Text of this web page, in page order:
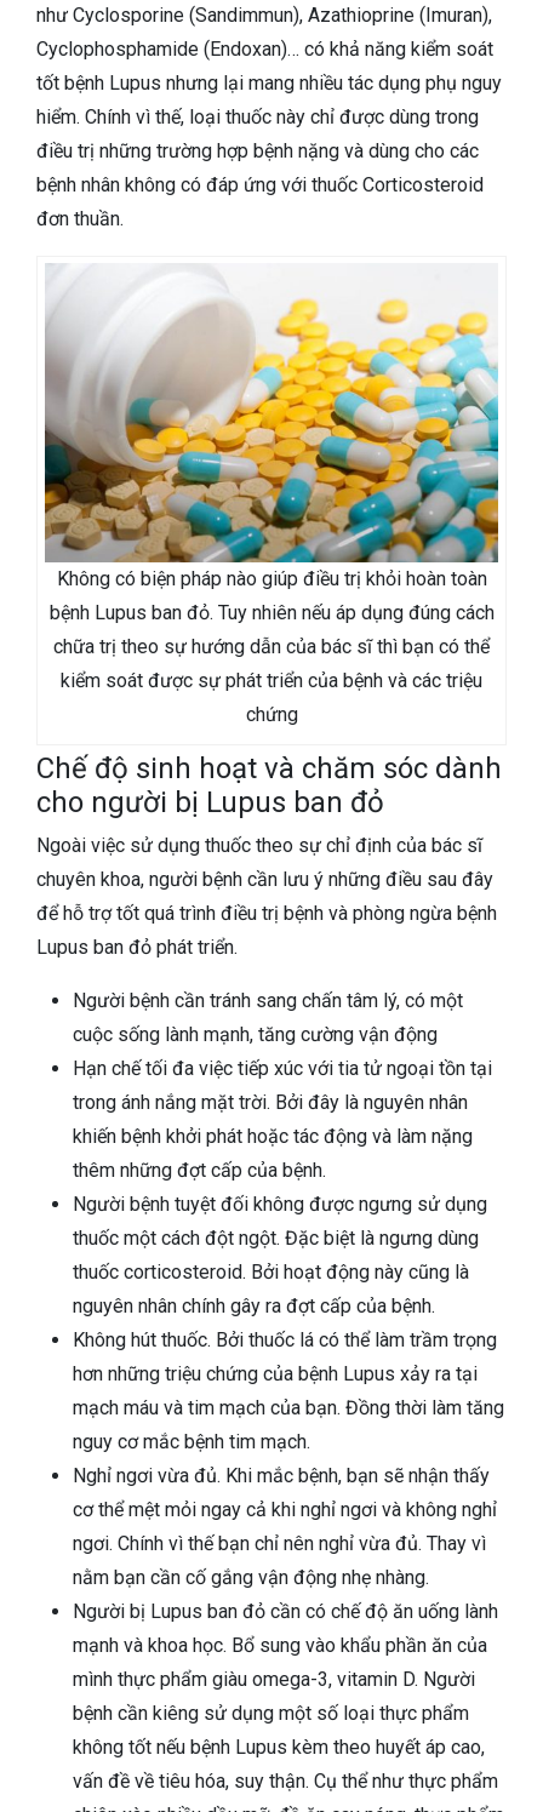
như Cyclosporine (Sandimmun), Azathioprine (Imuran),
Cyclophosphamide (Endoxan)… có khả năng kiểm soát
tốt bệnh Lupus nhưng lại mang nhiều tác dụng phụ nguy
hiểm. Chính vì thế, loại thuốc này chỉ được dùng trong
điều trị những trường hợp bệnh nặng và dùng cho các
bệnh nhân không có đáp ứng với thuốc Corticosteroid
đơn thuần.
Không có biện pháp nào giúp điều trị khỏi hoàn toàn
bệnh Lupus ban đỏ. Tuy nhiên nếu áp dụng đúng cách
chữa trị theo sự hướng dẫn của bác sĩ thì bạn có thể
kiểm soát được sự phát triển của bệnh và các triệu
chứng
Chế độ sinh hoạt và chăm sóc dành
cho người bị Lupus ban đỏ
Ngoài việc sử dụng thuốc theo sự chỉ định của bác sĩ
chuyên khoa, người bệnh cần lưu ý những điều sau đây
để hỗ trợ tốt quá trình điều trị bệnh và phòng ngừa bệnh
Lupus ban đỏ phát triển.
Người bệnh cần tránh sang chấn tâm lý, có một
cuộc sống lành mạnh, tăng cường vận động
Hạn chế tối đa việc tiếp xúc với tia tử ngoại tồn tại
trong ánh nắng mặt trời. Bởi đây là nguyên nhân
khiến bệnh khởi phát hoặc tác động và làm nặng
thêm những đợt cấp của bệnh.
Người bệnh tuyệt đối không được ngưng sử dụng
thuốc một cách đột ngột. Đặc biệt là ngưng dùng
thuốc corticosteroid. Bởi hoạt động này cũng là
nguyên nhân chính gây ra đợt cấp của bệnh.
Không hút thuốc. Bởi thuốc lá có thể làm trầm trọng
hơn những triệu chứng của bệnh Lupus xảy ra tại
mạch máu và tim mạch của bạn. Đồng thời làm tăng
nguy cơ mắc bệnh tim mạch.
Nghỉ ngơi vừa đủ. Khi mắc bệnh, bạn sẽ nhận thấy
cơ thể mệt mỏi ngay cả khi nghỉ ngơi và không nghỉ
ngơi. Chính vì thế bạn chỉ nên nghỉ vừa đủ. Thay vì
nằm bạn cần cố gắng vận động nhẹ nhàng.
Người bị Lupus ban đỏ cần có chế độ ăn uống lành
mạnh và khoa học. Bổ sung vào khẩu phần ăn của
mình thực phẩm giàu omega-3, vitamin D. Người
bệnh cần kiêng sử dụng một số loại thực phẩm
không tốt nếu bệnh Lupus kèm theo huyết áp cao,
vấn đề về tiêu hóa, suy thận. Cụ thể như thực phẩm